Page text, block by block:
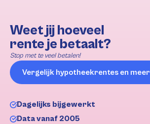
Weet jij hoeveel
rente je betaalt?
Stop met te veel betalen!
Vergelijk hypotheekrentes en meer
Dagelijks bijgewerkt
Data vanaf 2005